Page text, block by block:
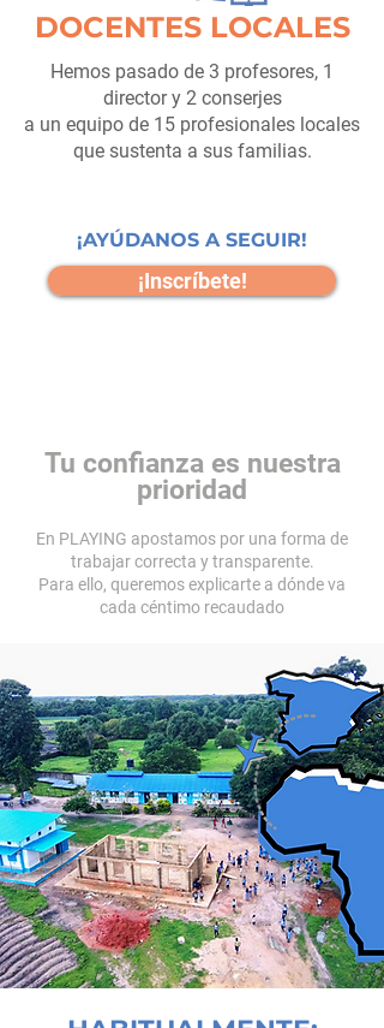
DOCENTES LOCALES
Hemos pasado de 3 profesores, 1
director y 2 conserjes
a un equipo de 15 profesionales locales
que sustenta a sus familias.
¡AYÚDANOS A SEGUIR!
¡Inscríbete!
Tu confianza es nuestra
prioridad
En PLAYING apostamos por una forma de
trabajar correcta y transparente.
Para ello, queremos explicarte a dónde va
cada céntimo recaudado